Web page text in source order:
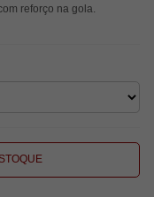
reforço na gola.